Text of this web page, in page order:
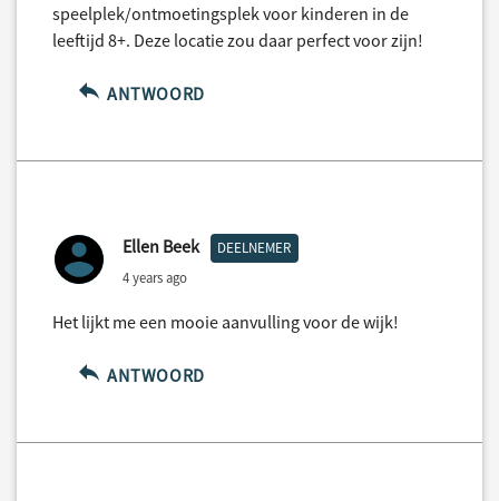
speelplek/ontmoetingsplek voor kinderen in de
leeftijd 8+. Deze locatie zou daar perfect voor zijn!
ANTWOORD
Ellen Beek DEELNEMER
4 years ago
Het lijkt me een mooie aanvulling voor de wijk!
ANTWOORD